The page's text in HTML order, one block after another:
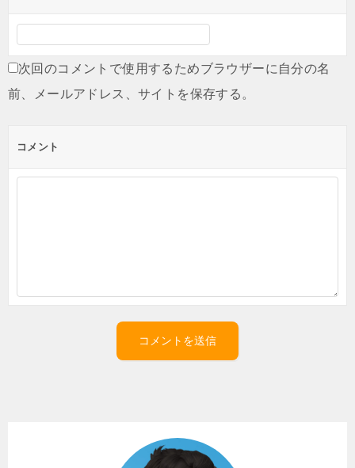
次回のコメントで使用するためブラウザーに自分の名
前、メールアドレス、サイトを保存する。
コメント